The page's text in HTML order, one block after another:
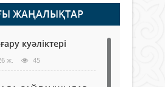
ЖАҢАЛЫҚТАР
куәліктері
ж. 45